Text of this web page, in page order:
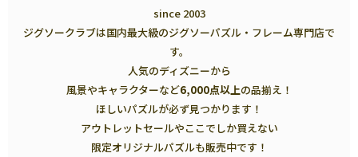
since 2003
ジグソークラブは国内最大級のジグソーパズル・フレーム専門店で
す。
人気のディズニーから
風景やキャラクターなど6,000点以上の品揃え！
ほしいパズルが必ず見つかります！
アウトレットセールやここでしか買えない
限定オリジナルパズルも販売中です！